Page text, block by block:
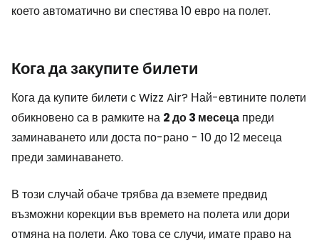
което автоматично ви спестява 10 евро на полет.
Кога да закупите билети
Кога да купите билети с Wizz Air? Най-евтините полети
обикновено са в рамките на 2 до 3 месеца преди
заминаването или доста по-рано - 10 до 12 месеца
преди заминаването.
В този случай обаче трябва да вземете предвид
възможни корекции във времето на полета или дори
отмяна на полети. Ако това се случи, имате право на